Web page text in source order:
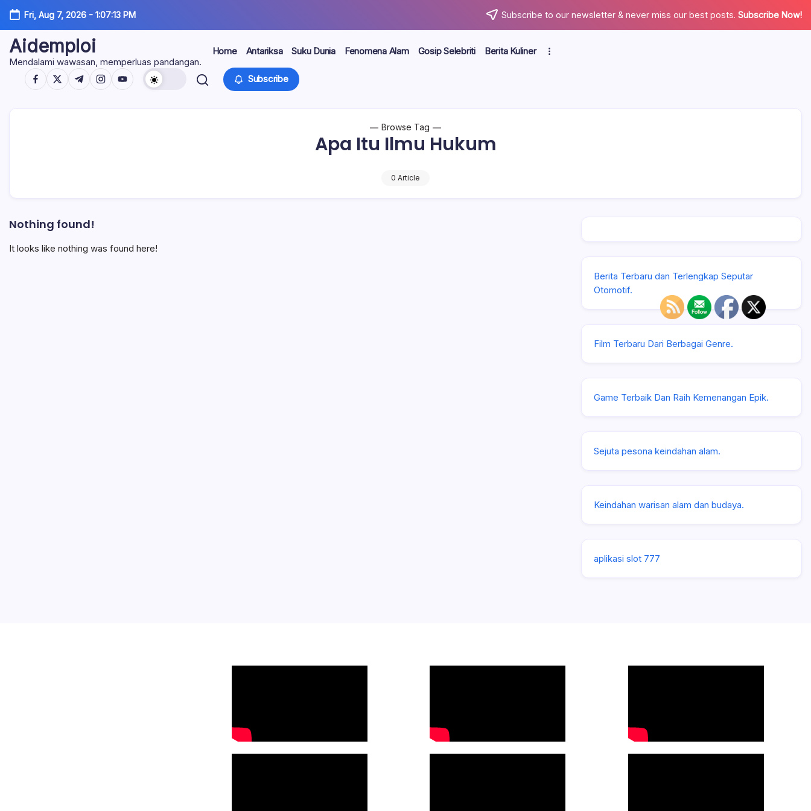
Skip
content
Fri, Aug 7, 2026- 1:07:14 PM Subscribe to our newsletter & never miss our best posts. Subscribe Now!
Aidemploi
Mendalami wawasan, memperluas pandangan.
Home Antariksa Suku Dunia Fenomena Alam Gosip Selebriti Berita Kuliner
https://www.facebook.com/
https://twitter.com/
https://t.me/
https://www.instagram.com/
https://youtube.com/ Subscribe
Browse Tag
Apa Itu Ilmu Hukum
0 Article
Nothing found!
It looks like nothing was found here!
Berita Terbaru dan Terlengkap Seputar
Otomotif.
Film Terbaru Dari Berbagai Genre.
Game Terbaik Dan Raih Kemenangan Epik.
Sejuta pesona keindahan alam.
Keindahan warisan alam dan budaya.
aplikasi slot 777